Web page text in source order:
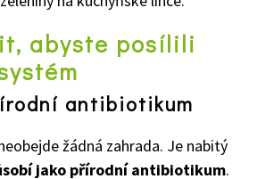
abyste posílili
antibiotikum
žádná zahrada. Je nabitý
jako přírodní antibiotikum.